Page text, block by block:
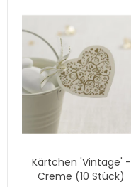
Kärtchen 'Vintage' -
Creme (10 Stück)